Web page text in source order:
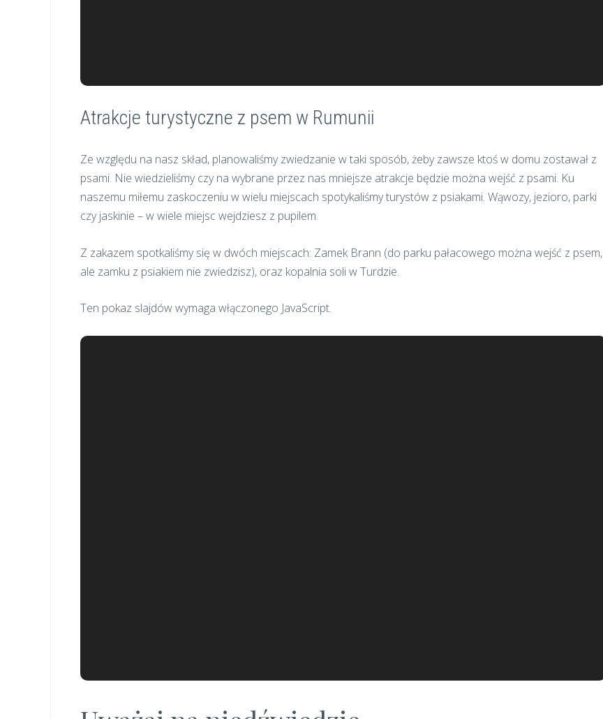
Atrakcje turystyczne z psem w Rumunii
Ze względu na nasz skład, planowaliśmy zwiedzanie w taki sposób, żeby zawsze ktoś w domu zostawał z
psami. Nie wiedzieliśmy czy na wybrane przez nas mniejsze atrakcje będzie można wejść z psami. Ku
naszemu miłemu zaskoczeniu w wielu miejscach spotykaliśmy turystów z psiakami. Wąwozy, jezioro, parki
czy jaskinie – w wiele miejsc wejdziesz z pupilem.
Z zakazem spotkaliśmy się w dwóch miejscach: Zamek Brann (do parku pałacowego można wejść z psem,
ale zamku z psiakiem nie zwiedzisz), oraz kopalnia soli w Turdzie.
Ten pokaz slajdów wymaga włączonego JavaScript.